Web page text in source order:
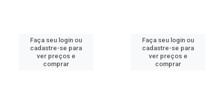
Faça seu login ou
cadastre-se para
ver preços e
comprar
Faça seu login ou
cadastre-se para
ver preços e
comprar